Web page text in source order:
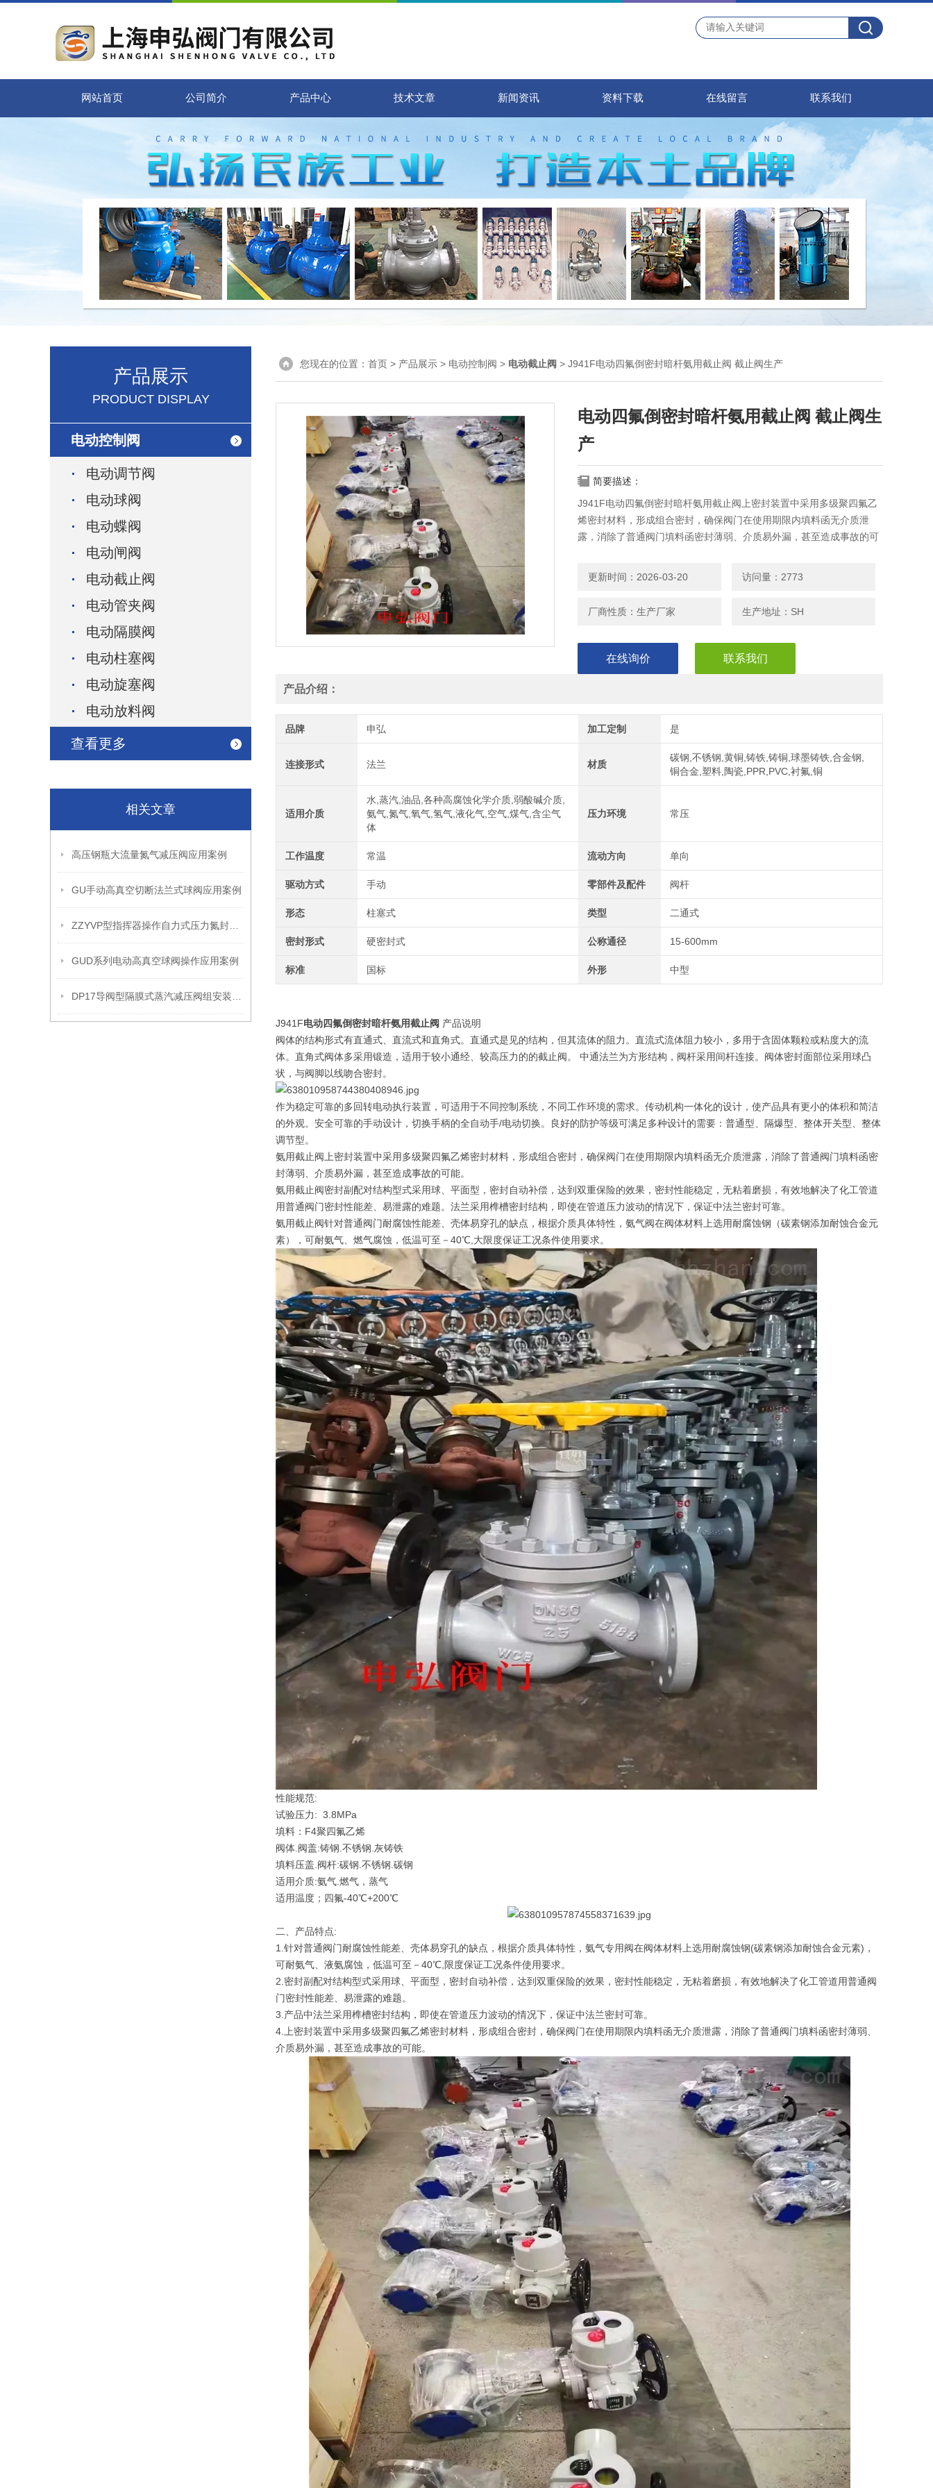
网站首页 公司简介 产品中心 技术文章 新闻资讯 资料下载 在线留言 联系我们
产品展示
PRODUCT DISPLAY
电动控制阀
电动调节阀
电动球阀
电动蝶阀
电动闸阀
电动截止阀
电动管夹阀
电动隔膜阀
电动柱塞阀
电动旋塞阀
电动放料阀
查看更多
相关文章
高压钢瓶大流量氮气减压阀应用案例
GU手动高真空切断法兰式球阀应用案例
GUD系列电动高真空球阀操作应用案例
您现在的位置： 首页 > 产品展示 > 电动控制阀 > 电动截止阀 > J941F电动四氟倒密封暗杆氨用截止阀 截止阀生产
电动四氟倒密封暗杆氨用截止阀 截止阀生
产
简要描述：
J941F电动四氟倒密封暗杆氨用截止阀上密封装置中采用多级聚四氟乙
烯密封材料，形成组合密封，确保阀门在使用期限内填料函无介质泄
露，消除了普通阀门填料函密封薄弱、介质易外漏，甚至造成事故的可
更新时间：2026-03-20 访问量：2773
厂商性质：生产厂家 生产地址：SH
在线询价 联系我们
产品介绍：
品牌 申弘 加工定制 是
连接形式 法兰 材质
碳钢,不锈钢,黄铜,铸铁,铸铜,球墨铸铁,合金钢,
铜合金,塑料,陶瓷,PPR,PVC,衬氟,铜
适用介质
水,蒸汽,油品,各种高腐蚀化学介质,弱酸碱介质,
氨气,氮气,氧气,氢气,液化气,空气,煤气,含尘气
体
压力环境 常压
工作温度 常温 流动方向 单向
驱动方式 手动 零部件及配件 阀杆
形态 柱塞式 类型 二通式
密封形式 硬密封式 公称通径 15-600mm
标准 国标 外形 中型
J941F电动四氟倒密封暗杆氨用截止阀 产品说明
阀体的结构形式有直通式、直流式和直角式。直通式是见的结构，但其流体的阻力。直流式流体阻力较小，多用于含固体颗粒或粘度大的流
体。直角式阀体多采用锻造，适用于较小通经、较高压力的的截止阀。 中通法兰为方形结构，阀杆采用间杆连接。阀体密封面部位采用球凸
状，与阀脚以线吻合密封。
作为稳定可靠的多回转电动执行装置，可适用于不同控制系统，不同工作环境的需求。传动机构一体化的设计，使产品具有更小的体积和简洁
的外观。安全可靠的手动设计，切换手柄的全自动手/电动切换。良好的防护等级可满足多种设计的需要：普通型、隔爆型、整体开关型、整体
调节型。
氨用截止阀上密封装置中采用多级聚四氟乙烯密封材料，形成组合密封，确保阀门在使用期限内填料函无介质泄露，消除了普通阀门填料函密
封薄弱、介质易外漏，甚至造成事故的可能。
氨用截止阀密封副配对结构型式采用球、平面型，密封自动补偿，达到双重保险的效果，密封性能稳定，无粘着磨损，有效地解决了化工管道
用普通阀门密封性能差、易泄露的难题。法兰采用榫槽密封结构，即使在管道压力波动的情况下，保证中法兰密封可靠。
氨用截止阀针对普通阀门耐腐蚀性能差、壳体易穿孔的缺点，根据介质具体特性，氨气阀在阀体材料上选用耐腐蚀钢（碳素钢添加耐蚀合金元
素），可耐氨气、燃气腐蚀，低温可至－40℃,大限度保证工况条件使用要求。
性能规范:
试验压力: 3.8MPa
填料：F4聚四氟乙烯
阀体.阀盖:铸钢.不锈钢.灰铸铁
填料压盖.阀杆:碳钢.不锈钢.碳钢
适用介质:氨气.燃气，蒸气
适用温度；四氟-40℃+200℃
二、产品特点:
1.针对普通阀门耐腐蚀性能差、壳体易穿孔的缺点，根据介质具体特性，氨气专用阀在阀体材料上选用耐腐蚀钢(碳素钢添加耐蚀合金元素)，
可耐氨气、液氨腐蚀，低温可至－40℃,限度保证工况条件使用要求。
2.密封副配对结构型式采用球、平面型，密封自动补偿，达到双重保险的效果，密封性能稳定，无粘着磨损，有效地解决了化工管道用普通阀
门密封性能差、易泄露的难题。
3.产品中法兰采用榫槽密封结构，即使在管道压力波动的情况下，保证中法兰密封可靠。
4.上密封装置中采用多级聚四氟乙烯密封材料，形成组合密封，确保阀门在使用期限内填料函无介质泄露，消除了普通阀门填料函密封薄弱、
介质易外漏，甚至造成事故的可能。